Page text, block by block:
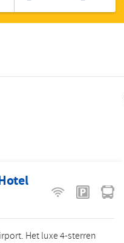
Turks
Het luxe 4-sterren